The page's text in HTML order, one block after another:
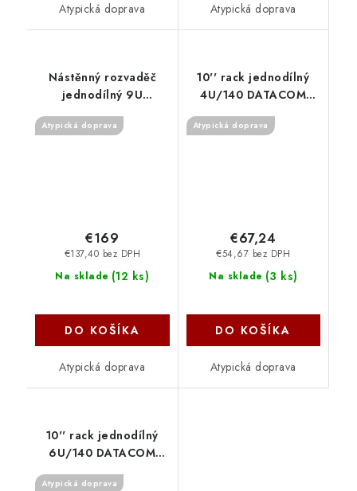
Atypická doprava Atypická doprava
Nástěnný rozvaděč
jednodílný 9U
(š)600x(h)395 RBA-09-
AS4-CAX-A1 Triton
Atypická doprava
Na sklade (12 ks)
€137,40 bez DPH
€169
DO KOŠÍKA
Atypická doprava
10'' rack jednodílný
4U/140 DATACOM
Šedý Skl.dv. 7020
Atypická doprava
Na sklade (3 ks)
€54,67 bez DPH
€67,24
DO KOŠÍKA
Atypická doprava
10'' rack jednodílný
6U/140 DATACOM
černý Skl.dv. 7041
Atypická doprava